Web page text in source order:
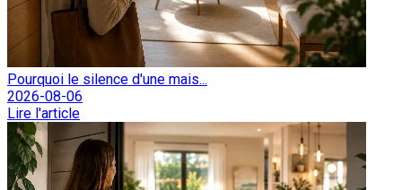
Pourquoi le silence d'une mais...
2026-08-06
Lire l'article